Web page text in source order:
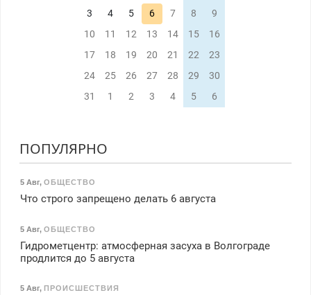
3
4 5 6 7 8
9
10
11 12 13 14 15
16
17
18 19 20 21 22
23
24
25 26 27 28 29
30
31
1 2 3 4 5 6
ПОПУЛЯРНО
5 Авг, ОБЩЕСТВО
Что строго запрещено делать 6 августа
5 Авг, ОБЩЕСТВО
Гидрометцентр: атмосферная засуха в Волгограде
продлится до 5 августа
5 Авг, ПРОИСШЕСТВИЯ